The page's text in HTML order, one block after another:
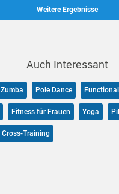
Weitere Ergebnisse
Auch Interessant
Zumba Pole Dance
Fitness für Frauen Yoga
Cross-Training